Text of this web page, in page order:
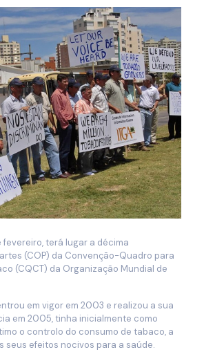
fevereiro, terá lugar a décima
(COP) da Convenção-Quadro para
(CQCT) da Organização Mundial de
em vigor em 2003 e realizou a sua
em 2005, tinha inicialmente como
o controlo do consumo de tabaco, a
seus efeitos nocivos para a saúde.